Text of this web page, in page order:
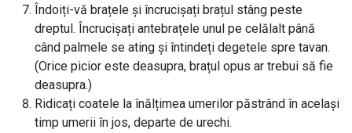
Îndoiți-vă brațele și încrucișați brațul stâng peste
dreptul. Încrucișați antebrațele unul pe celălalt până
când palmele se ating și întindeți degetele spre tavan.
(Orice picior este deasupra, brațul opus ar trebui să fie
deasupra.)
Ridicați coatele la înălțimea umerilor păstrând în același
timp umerii în jos, departe de urechi.